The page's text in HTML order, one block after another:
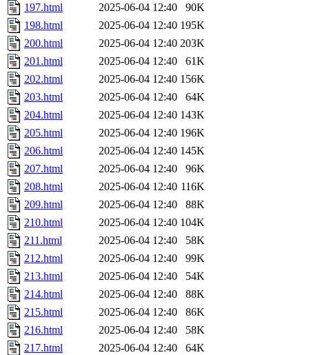
197.html
2025-06-04 12:40
90K
198.html
2025-06-04 12:40 195K
200.html
2025-06-04 12:40 203K
201.html
2025-06-04 12:40
61K
202.html
2025-06-04 12:40 156K
203.html
2025-06-04 12:40
64K
204.html
2025-06-04 12:40 143K
205.html
2025-06-04 12:40 196K
206.html
2025-06-04 12:40 145K
207.html
2025-06-04 12:40
96K
208.html
2025-06-04 12:40 116K
209.html
2025-06-04 12:40
88K
210.html
2025-06-04 12:40 104K
211.html
2025-06-04 12:40
58K
212.html
2025-06-04 12:40
99K
213.html
2025-06-04 12:40
54K
214.html
2025-06-04 12:40
88K
215.html
2025-06-04 12:40
86K
216.html
2025-06-04 12:40
58K
217.html
2025-06-04 12:40
64K